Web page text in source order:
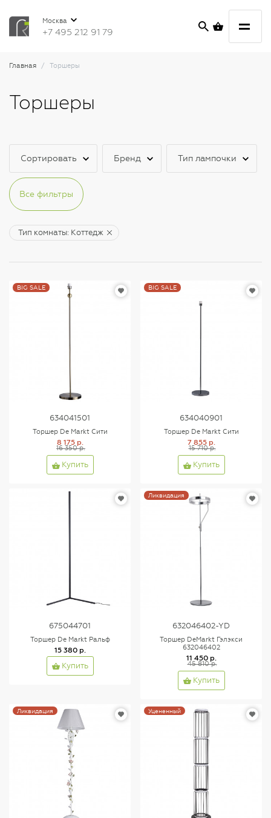
Москва
+7 495 212 91 79
Главная Торшеры
Торшеры
Сортировать Бренд Тип лампочки
Все фильтры
Тип комнаты: Коттедж
BIG SALE
634041501
Торшер De Markt Сити
8 175 р.
16 350 р.
Купить
BIG SALE
634040901
Торшер De Markt Сити
7 855 р.
15 710 р.
Купить
675044701
Торшер De Markt Ральф
15 380 р.
Купить
Ликвидация
632046402-YD
Торшер DeMarkt Гэлэкси
632046402
11 450 р.
45 810 р.
Купить
Ликвидация Уцененный